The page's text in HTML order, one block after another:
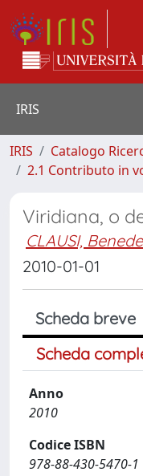
IRIS
IRIS Catalogo
2.1 Contributo in
Viridiana, o
CLAUSI,
2010-01-01
Scheda breve
Scheda
Anno
2010
Codice ISBN
978-88-430-5470-1